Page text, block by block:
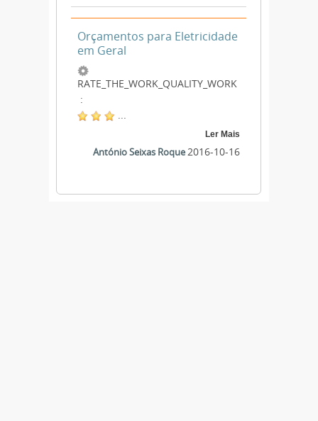
Orçamentos para Eletricidade
em Geral
RATE_THE_WORK_QUALITY_WORK
:
...
Ler Mais
António Seixas Roque 2016-10-16